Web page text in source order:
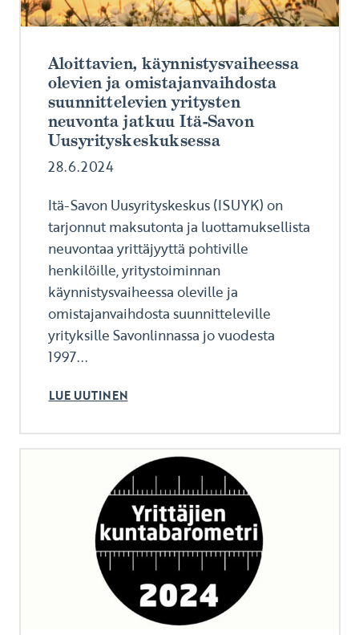
Aloittavien, käynnistysvaiheessa
olevien ja omistajanvaihdosta
suunnittelevien yritysten
neuvonta jatkuu Itä-Savon
Uusyrityskeskuksessa
28.6.2024
Itä-Savon Uusyrityskeskus (ISUYK) on
tarjonnut maksutonta ja luottamuksellista
neuvontaa yrittäjyyttä pohtiville
henkilöille, yritystoiminnan
käynnistysvaiheessa oleville ja
omistajanvaihdosta suunnitteleville
yrityksille Savonlinnassa jo vuodesta
1997...
LUE UUTINEN